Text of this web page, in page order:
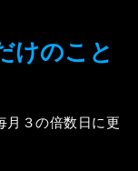
けのこと
月３の倍数日に更